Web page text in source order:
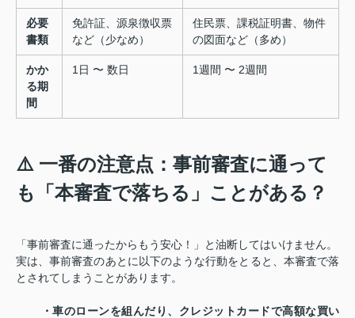
必要
書類
免許証、源泉徴収票
など（少なめ）
住民票、課税証明書、物件
の図面など（多め）
かか
る期
間
1日 〜 数日 1週間 〜 2週間
⚠️ 一番の注意点：事前審査に通って
も「本審査で落ちる」ことがある？
「事前審査に通ったからもう安心！」と油断してはいけません。
実は、事前審査のあとに以下のような行動をとると、本審査で落
とされてしまうことがあります。
・車のローンを組んだり、クレジットカードで高額な買い